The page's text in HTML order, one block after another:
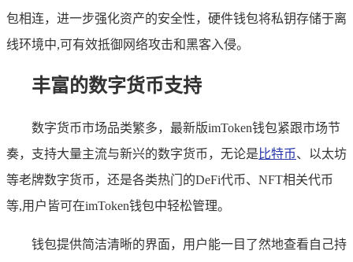
包相连，进一步强化资产的安全性，硬件钱包将私钥存储于离
线环境中,可有效抵御网络攻击和黑客入侵。
丰富的数字货币支持
数字货币市场品类繁多，最新版imToken钱包紧跟市场节
奏，支持大量主流与新兴的数字货币，无论是 比特币、以太坊
等老牌数字货币，还是各类热门的DeFi代币、NFT相关代币
等,用户皆可在imToken钱包中轻松管理。
钱包提供简洁清晰的界面，用户能一目了然地查看自己持